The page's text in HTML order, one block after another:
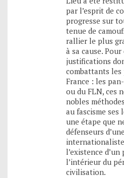
par l’esprit de
progresse sur
tenue de
rallier le plus
à sa cause.
justifications
combattants
France : les
ou du FLN, ces
nobles
au fascisme ses
une étape que
défenseurs
l’existence
l’intérieur du
civilisation.